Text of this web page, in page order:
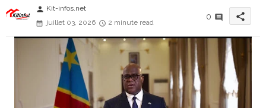
person Kit-infos.net
juillet 03, 2026
2 minute read
0 share